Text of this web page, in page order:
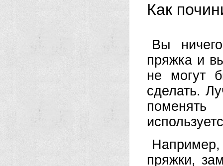
Как
Вы
пряжка и
не могут
сделать.
пряжки,